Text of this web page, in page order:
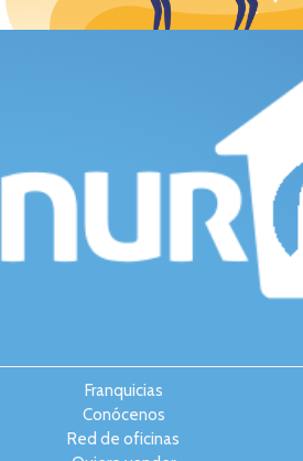
Franquicias
Conócenos
Red de oficinas